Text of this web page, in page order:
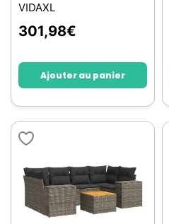
VIDAXL
301,98€
Ajouter au panier